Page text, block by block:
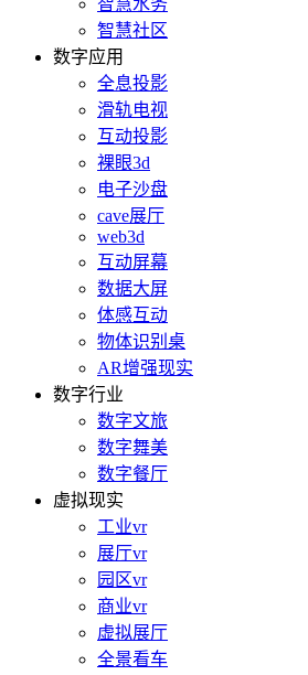
智慧水务
智慧社区
数字应用
全息投影
滑轨电视
互动投影
裸眼3d
电子沙盘
cave展厅
web3d
互动屏幕
数据大屏
体感互动
物体识别桌
AR增强现实
数字行业
数字文旅
数字舞美
数字餐厅
虚拟现实
工业vr
展厅vr
园区vr
商业vr
虚拟展厅
全景看车